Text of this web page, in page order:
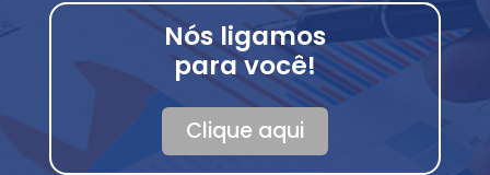
Nós ligamos
para você!
Clique aqui